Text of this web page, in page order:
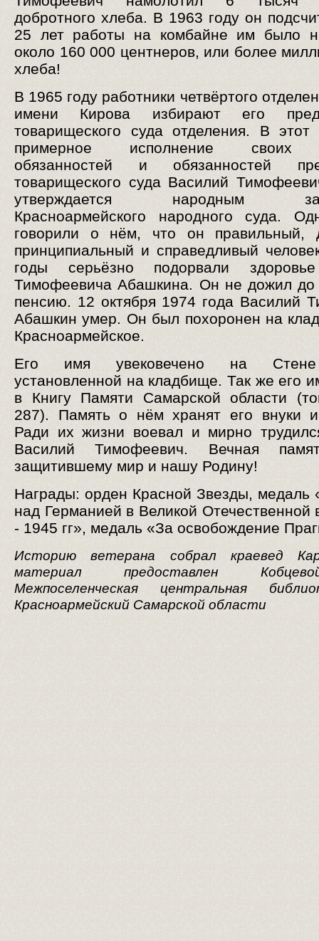
добротного хлеба. В 1963 году он
25 лет работы на комбайне им было
около 160 000 центнеров, или более
хлеба!
В 1965 году работники четвёртого
имени Кирова избирают его
товарищеского суда отделения. В
примерное исполнение своих
обязанностей и обязанностей
товарищеского суда Василий
утверждается народным
Красноармейского народного суда.
говорили о нём, что он правильный,
принципиальный и справедливый
годы серьёзно подорвали
Тимофеевича Абашкина. Он не дожил до
пенсию. 12 октября 1974 года Василий
Абашкин умер. Он был похоронен на
Красноармейское.
Его имя увековечено на
установленной на кладбище. Так же его
в Книгу Памяти Самарской области
287). Память о нём хранят его внуки и
Ради их жизни воевал и мирно
Василий Тимофеевич. Вечная
защитившему мир и нашу Родину!
Награды: орден Красной Звезды, медаль
над Германией в Великой Отечественной
- 1945 гг», медаль «За освобождение
Историю ветерана собрал краевед
материал предоставлен
Межпоселенческая центральная
Красноармейский Самарской области